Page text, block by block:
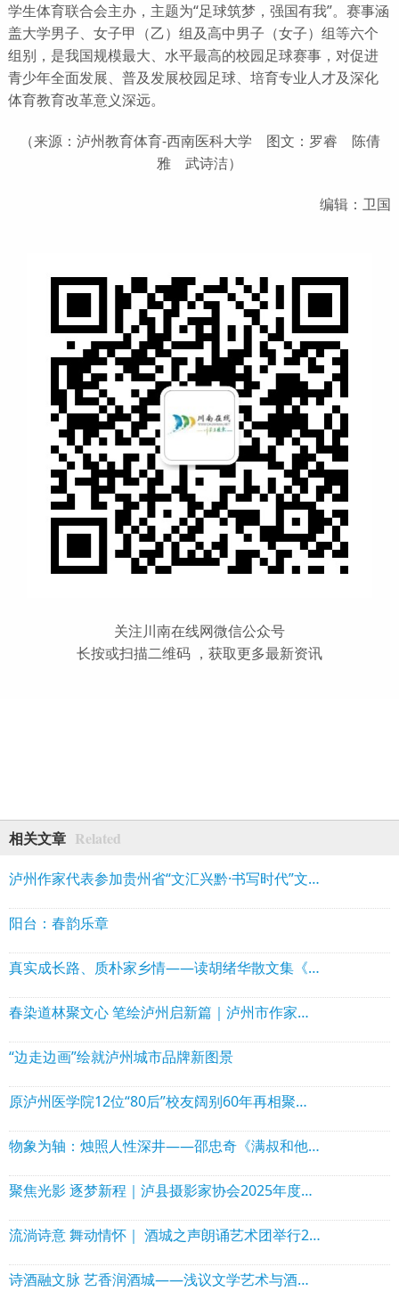
学生体育联合会主办，主题为“足球筑梦，强国有我”。赛事涵
盖大学男子、女子甲（乙）组及高中男子（女子）组等六个
组别， 是我国规模最大、水平最高的校园足球赛事，对促进
青少年全面发展、普及发展校园足球、培育专业人才及深化
体育教育改革意义深远。
（来源：泸州教育体育-西南医科大学 图文：罗睿 陈倩
雅 武诗洁）
编辑：卫国
关注川南在线网微信公众号
长按或扫描二维码 ，获取更多最新资讯
相关文章 Related
泸州作家代表参加贵州省“文汇兴黔·书写时代”文学名家采风行活动
阳台：春韵乐章
真实成长路、质朴家乡情——读胡绪华散文集《走出小水河》
春染道林聚文心 笔绘泸州启新篇｜泸州市作家协会理事会走进泸县石桥镇道林沟 祥音奖2万元花落陈言熔
“边走边画”绘就泸州城市品牌新图景
原泸州医学院12位“80后”校友阔别60年再相聚！赠送“西南核医赋”！
物象为轴：烛照人性深井——邵忠奇《满叔和他的矿山》出版
聚焦光影 逐梦新程｜泸县摄影家协会2025年度年会圆满举行
流淌诗意 舞动情怀｜ 酒城之声朗诵艺术团举行2025年年会暨文艺演出活动
诗酒融文脉 艺香润酒城——浅议文学艺术与酒博会的温柔相逢